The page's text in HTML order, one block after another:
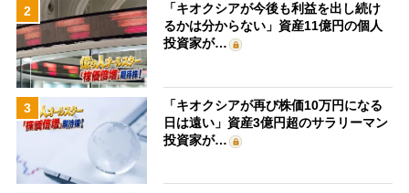
2
「キオクシアが今後も利益を出し続け
るかは分からない」資産11億円の個人
投資家が…
3
「キオクシアが再び株価10万円になる
日は遠い」資産3億円超のサラリーマン
投資家が…